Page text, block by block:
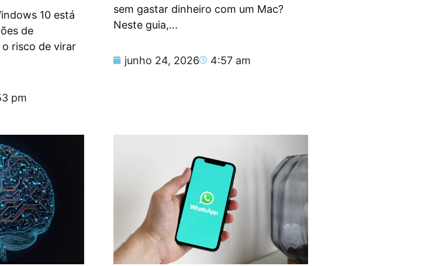
10 está
de
risco de virar
pm
sem gastar dinheiro com um Mac?
Neste guia,...
junho 24, 2026 4:57 am